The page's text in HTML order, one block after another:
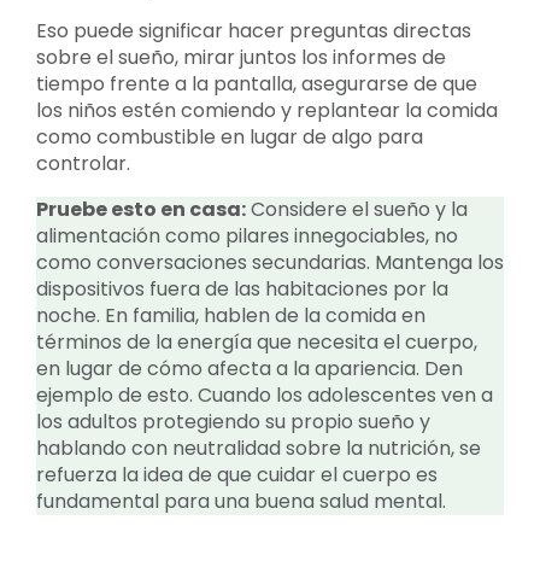
Eso puede significar hacer preguntas directas
sobre el sueño, mirar juntos los informes de
tiempo frente a la pantalla, asegurarse de que
los niños estén comiendo y replantear la comida
como combustible en lugar de algo para
controlar.
Pruebe esto en casa:Considere el sueño y la
alimentación como pilares innegociables, no
como conversaciones secundarias. Mantenga los
dispositivos fuera de las habitaciones por la
noche. En familia, hablen de la comida en
términos de la energía que necesita el cuerpo,
en lugar de cómo afecta a la apariencia. Den
ejemplo de esto. Cuando los adolescentes ven a
los adultos protegiendo su propio sueño y
hablando con neutralidad sobre la nutrición, se
refuerza la idea de que cuidar el cuerpo es
fundamental para una buena salud mental.